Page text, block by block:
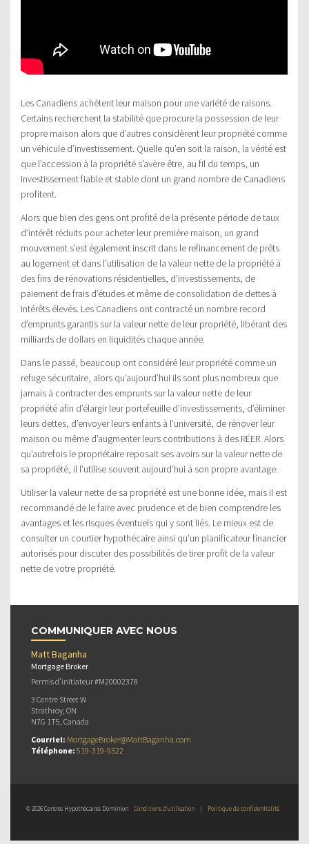
Les Canadiens achètent leur maison pour une variété de raisons.
Certains recherchent la stabilité que procure la possession de leur
propre maison alors que d’autres considèrent leur propriété comme
un véhicule d’investissement. Quelle qu’en soit la raison, la vérité est
que l’accession à la propriété s’avère être, au fil du temps, un
investissement fiable et stable dont un grand nombre de Canadiens
profitent.
Alors que bien des gens ont profité de la présente période de taux
d’intérêt réduits pour acheter leur première maison, un grand
mouvement s’est également inscrit dans le refinancement de prêts
au logement et dans l’utilisation de la valeur nette de la propriété à
des fins de rénovations résidentielles, d’investissements, de
paiement de frais d’études et même de consolidation de dettes à
intérêts élevés. Les Canadiens ont contracté un nombre record
d’emprunts garantis sur la valeur nette de leur propriété, libérant des
milliards de dollars en liquidités chaque année.
Dans le passé, beaucoup ont considéré leur propriété comme un
refuge sécuritaire, alors qu’aujourd’hui ils sont plus nombreux que
jamais à contracter des emprunts sur la valeur nette de leur
propriété afin d’élargir leur portefeuille d’investissements, d’éliminer
leurs dettes, d’envoyer leurs enfants à l’université, de rénover leur
maison ou même d’augmenter leurs contributions à des RÉER. Alors
qu’autrefois le propriétaire reposait ses avoirs sur la valeur nette de
sa propriété, il l’utilise souvent aujourd’hui à son propre avantage.
Utiliser la valeur nette de sa propriété est une bonne idée, mais il est
recommandé de le faire avec prudence et de bien comprendre les
avantages et les risques éventuels qui y sont liés. Le mieux est de
consulter un courtier hypothécaire ainsi qu’un planificateur financier
autorisés pour discuter des possibilités de tirer profit de la valeur
nette de votre propriété.
COMMUNIQUER AVEC NOUS
Matt Baganha
Mortgage Broker
Permis d’initiateur #M20002378
3 Centre Street W
Strathroy, ON
N7G 1T5, Canada
Courriel: MortgageBroker@MattBaganha.com
Téléphone: 519-319-9322
© 2026 Centres Hypothécaires Dominion Conditions d’utilisation | Politique de confidentialité